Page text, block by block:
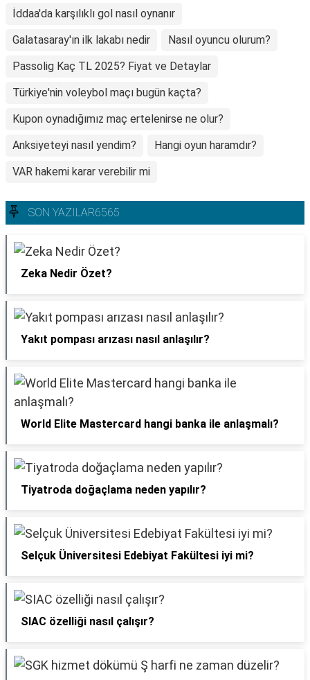
İddaa'da karşılıklı gol nasıl oynanır
Galatasaray'ın ilk lakabı nedir
Nasıl oyuncu olurum?
Passolig Kaç TL 2025? Fiyat ve Detaylar
Türkiye'nin voleybol maçı bugün kaçta?
Kupon oynadığımız maç ertelenirse ne olur?
Anksiyeteyi nasıl yendim?
Hangi oyun haramdır?
VAR hakemi karar verebilir mi
SON YAZILAR6565
Zeka Nedir Özet?
Yakıt pompası arızası nasıl anlaşılır?
World Elite Mastercard hangi banka ile anlaşmalı?
Tiyatroda doğaçlama neden yapılır?
Selçuk Üniversitesi Edebiyat Fakültesi iyi mi?
SIAC özelliği nasıl çalışır?